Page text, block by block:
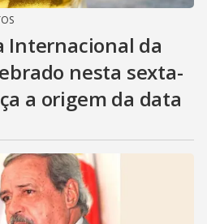
Internacional da
nesta sexta-
a origem da data